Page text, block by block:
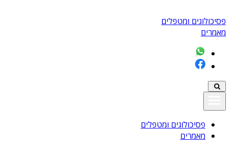
פסיכולוגים ומטפלים
מאמרים
פסיכולוגים ומטפלים
מאמרים